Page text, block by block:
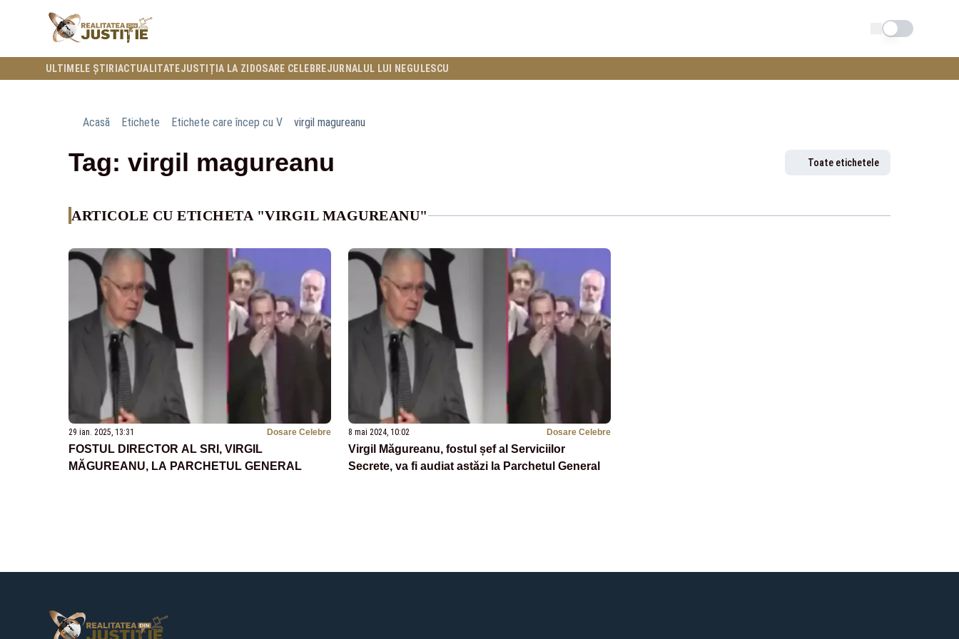
Schimba tema
ULTIMELE ȘTIRI ACTUALITATEJUSTIȚIA LA ZI DOSARE CELEBREJURNALUL LUI NEGULESCU
Acasă Etichete Etichete care încep cu V virgil magureanu
Tag: virgil magureanu Toate etichetele
ARTICOLE CU ETICHETA "VIRGIL MAGUREANU"
29 ian. 2025, 13:31 Dosare Celebre
FOSTUL DIRECTOR AL SRI, VIRGIL
MĂGUREANU, LA PARCHETUL GENERAL
8 mai 2024, 10:02 Dosare Celebre
Virgil Măgureanu, fostul șef al Serviciilor
Secrete, va fi audiat astăzi la Parchetul General